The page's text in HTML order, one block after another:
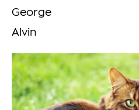
George
Alvin